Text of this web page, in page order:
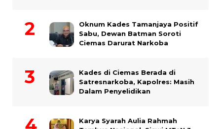
Oknum Kades Tamanjaya Positif
Sabu, Dewan Batman Soroti
Ciemas Darurat Narkoba
Kades di Ciemas Berada di
Satresnarkoba, Kapolres: Masih
Dalam Penyelidikan
Karya Syarah Aulia Rahmah